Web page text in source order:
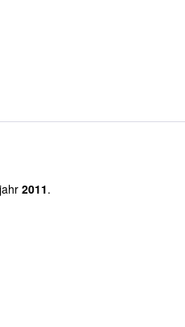
2011.